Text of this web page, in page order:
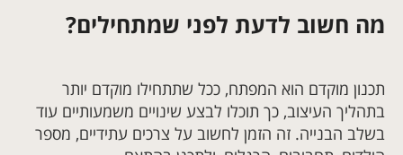
מה חשוב לדעת לפני שמתחילים?
תכנון מוקדם הוא המפתח, ככל שתתחילו מוקדם יותר
בתהליך העיצוב, כך תוכלו לבצע שינויים משמעותיים עוד
בשלב הבנייה. זה הזמן לחשוב על צרכים עתידיים, מספר